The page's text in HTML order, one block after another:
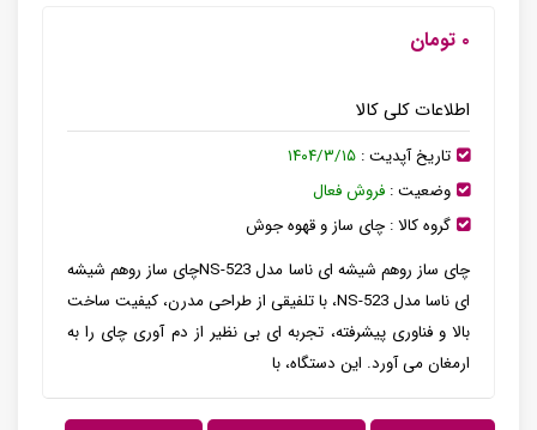
۰ تومان
اطلاعات کلی کالا
تاریخ آپدیت : ۱۴۰۴/۳/۱۵
وضعیت : فروش فعال
گروه کالا : چای ساز و قهوه جوش
چای ساز روهم شیشه ای ناسا مدل NS-523چای ساز روهم شیشه
ای ناسا مدل NS-523، با تلفیقی از طراحی مدرن، کیفیت ساخت
بالا و فناوری پیشرفته، تجربه ای بی نظیر از دم آوری چای را به
ارمغان می آورد. این دستگاه، با